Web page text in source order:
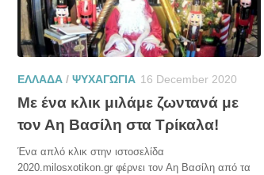
ΕΛΛΑΔΑ / ΨΥΧΑΓΩΓΙΑ 16 December 2020
Με ένα κλικ μιλάμε ζωντανά με
τον Αη Βασίλη στα Τρίκαλα!
Ένα απλό κλικ στην ιστοσελίδα
2020.milosxotikon.gr φέρνει τον Αη Βασίλη από τα